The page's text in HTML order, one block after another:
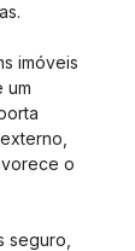
imóveis
um
o
seguro,